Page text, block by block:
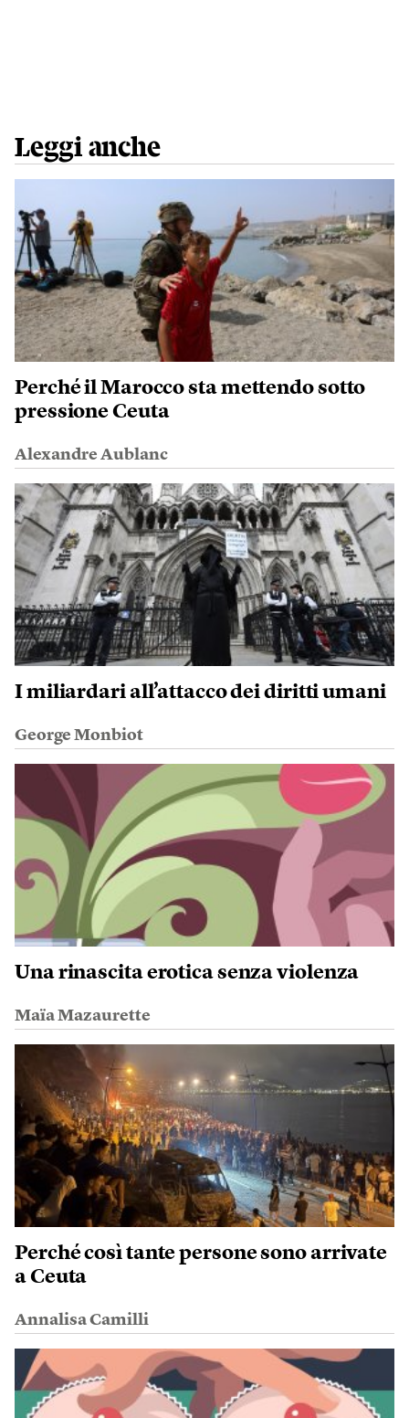
Leggi anche
Perché il Marocco sta mettendo sotto
pressione Ceuta
Alexandre Aublanc
I miliardari all’attacco dei diritti umani
George Monbiot
Una rinascita erotica senza violenza
Maïa Mazaurette
Perché così tante persone sono arrivate
a Ceuta
Annalisa Camilli